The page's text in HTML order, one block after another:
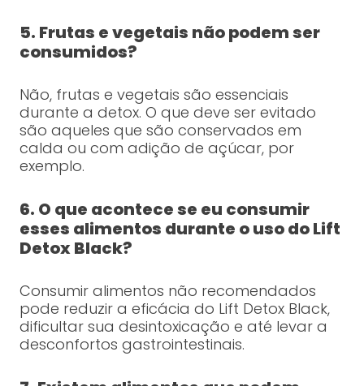
5. Frutas e vegetais não podem ser
consumidos?
Não, frutas e vegetais são essenciais
durante a detox. O que deve ser evitado
são aqueles que são conservados em
calda ou com adição de açúcar, por
exemplo.
6. O que acontece se eu consumir
esses alimentos durante o uso do Lift
Detox Black?
Consumir alimentos não recomendados
pode reduzir a eficácia do Lift Detox Black,
dificultar sua desintoxicação e até levar a
desconfortos gastrointestinais.